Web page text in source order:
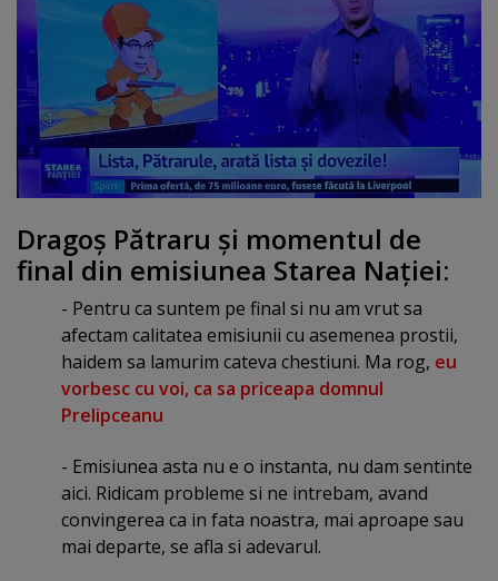
Dragoş Pătraru şi momentul de
final din emisiunea Starea Naţiei:
- Pentru ca suntem pe final si nu am vrut sa
afectam calitatea emisiunii cu asemenea prostii,
haidem sa lamurim cateva chestiuni. Ma rog, eu
vorbesc cu voi, ca sa priceapa domnul
Prelipceanu
- Emisiunea asta nu e o instanta, nu dam sentinte
aici. Ridicam probleme si ne intrebam, avand
convingerea ca in fata noastra, mai aproape sau
mai departe, se afla si adevarul.